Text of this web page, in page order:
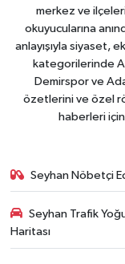
merkez ve
okuyucularına
anlayışıyla siyaset,
kategorilerinde
Demirspor ve
özetlerini ve özel
haberleri
Seyhan Nöbetçi
Seyhan Trafik
Haritası